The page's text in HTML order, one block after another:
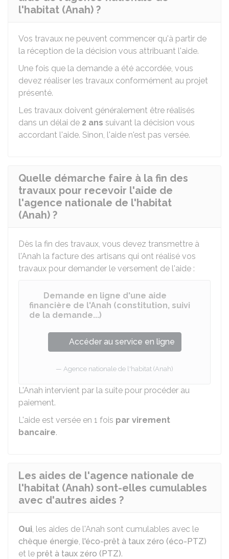
l'habitat (Anah) ?
Vos travaux ne peuvent commencer qu'à partir de
la réception de la décision vous attribuant l'aide.
Une fois que la demande a été accordée, vous
devez réaliser les travaux conformément au projet
présenté.
Les travaux doivent généralement être réalisés
dans un délai de 2 ans suivant la décision vous
accordant l'aide. Sinon, l'aide n'est pas versée.
Quelle démarche faire à la fin des
travaux pour recevoir l'aide de
l'agence nationale de l'habitat
(Anah) ?
Dès la fin des travaux, vous devez transmettre à
l'Anah la facture des artisans qui ont réalisé vos
travaux pour demander le versement de l'aide :
Demande en ligne d'une aide
financière de l'Anah (constitution, suivi
de la demande...)
Accéder au service en ligne
Agence nationale de l'habitat (Anah)
L'Anah intervient par la suite pour procéder au
paiement.
L'aide est versée en 1 fois par virement
bancaire.
Les aides de l'agence nationale de
l'habitat (Anah) sont-elles cumulables
avec d'autres aides ?
Oui, les aides de l'Anah sont cumulables avec le
chèque énergie, l'éco-prêt à taux zéro (éco-PTZ)
et le prêt à taux zéro (PTZ).